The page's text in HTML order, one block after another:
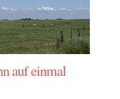
auf einmal